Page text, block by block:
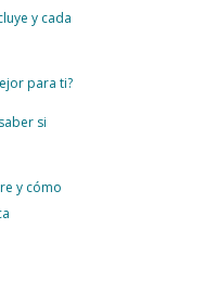
y cada
para ti?
si
y cómo